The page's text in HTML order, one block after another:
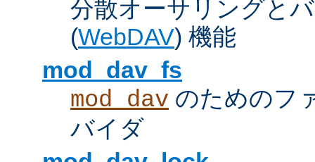
分散オーサリングと
(WebDAV) 機能
mod_dav_fs
mod_dav のためのフ
バイダ